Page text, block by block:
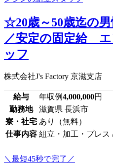
☆20歳～50歳迄の
／安定の固定給 エ
ッフ
株式会社J's Factory 京滋支店
給与 年収例4,000,000円
勤務地
滋賀県 長浜市
寮・社宅 あり（無料）
仕事内容 組立・加工・プレス
＼最短45秒で完了／